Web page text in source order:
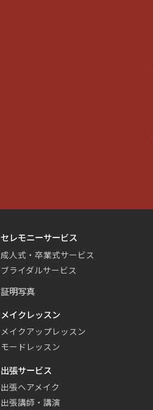
セレモニーサービス
成人式・卒業式サービス
ブライダルサービス
証明写真
メイクレッスン
メイクアップレッスン
モードレッスン
出張サービス
出張ヘアメイク
出張講師・講演